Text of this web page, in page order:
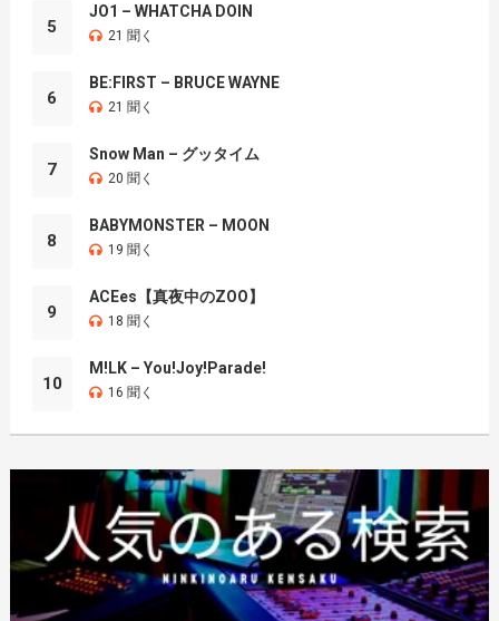
5
JO1 – WHATCHA DOIN
21 聞く
6
BE:FIRST – BRUCE WAYNE
21 聞く
7
Snow Man – グッタイム
20 聞く
8
BABYMONSTER – MOON
19 聞く
9
ACEes【真夜中のZOO】
18 聞く
10
M!LK – You!Joy!Parade!
16 聞く